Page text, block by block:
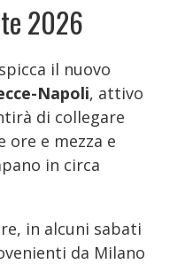
2026
il nuovo
Napoli, attivo
di collegare
ore e mezza e
in circa
in alcuni sabati
da Milano